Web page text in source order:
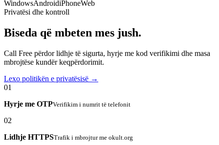
WindowsAndroidiPhoneWeb
Privatësi dhe kontroll
Biseda që mbeten mes jush.
Call Free përdor lidhje të sigurta, hyrje me kod verifikimi dhe masa
mbrojtëse kundër keqpërdorimit.
Lexo politikën e privatësisë →
01
Hyrje me OTPVerifikim i numrit të telefonit
02
Lidhje HTTPSTrafik i mbrojtur me okult.org